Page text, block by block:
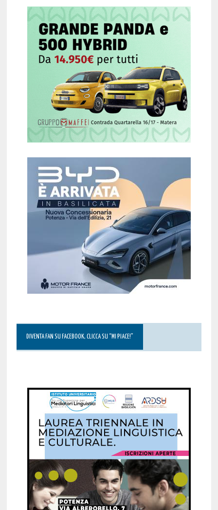
DIVENTA FAN SU FACEBOOK, CLICCA SU “MI PIACE!”